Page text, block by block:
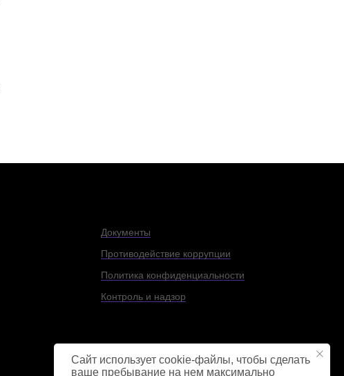
Документы
Противодействие коррупции
Политика конфиденциальности
Контроль и надзор
Сайт использует cookie-файлы, чтобы сделать
ваше пребывание на нем максимально